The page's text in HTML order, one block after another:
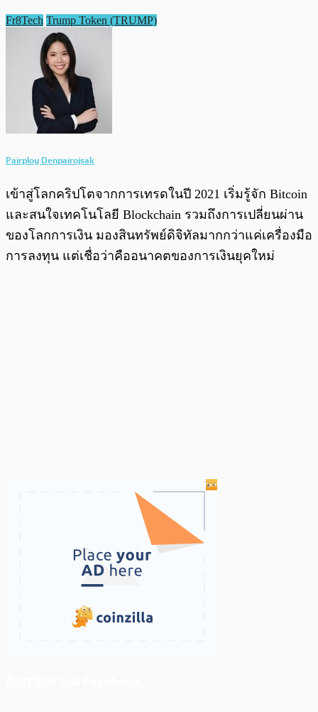
Fr8Tech Trump Token (TRUMP)
Pairploy Denpairojsak
เข้าสู่โลกคริปโตจากการเทรดในปี 2021 เริ่มรู้จัก Bitcoin
และสนใจเทคโนโลยี Blockchain รวมถึงการเปลี่ยนผ่าน
ของโลกการเงิน มองสินทรัพย์ดิจิทัลมากกว่าแค่เครื่องมือ
การลงทุน แต่เชื่อว่าคืออนาคตของการเงินยุคใหม่